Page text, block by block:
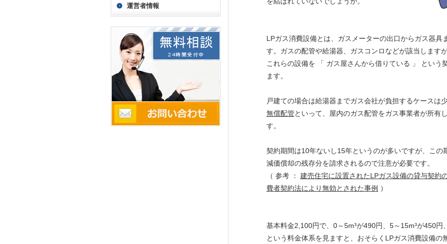
LPガス消費設備とは、ガスメーターの出口からガス器具
す。ガスの配管や給湯器、ガスコンロなどが該当します
これらの設備を 「 ガス屋さんから借りている 」 という
ます。
戸建ての場合は給湯器までガス会社が負担するケースは
無償配管といって、屋内のガス配管をガス事業者が所有
す。
契約期間は10年ないし15年というのが多いですが、この
減価償却の残存分を請求されるので注意が必要です。
（ 参考 ： 建売住宅に設置されたLPガス設備の貸与契約
費者契約法により無効とされた事例 ）
基本料金2,100円で、0～5m³が490円、5～15m³が450円
という料金体系を見ますと、おそらくLPガス消費設備の
運営者情報